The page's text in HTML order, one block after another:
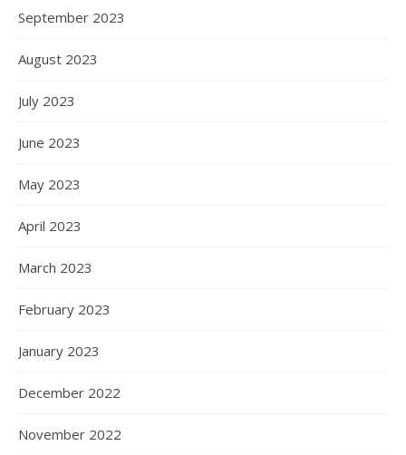
September 2023
August 2023
July 2023
June 2023
May 2023
April 2023
March 2023
February 2023
January 2023
December 2022
November 2022